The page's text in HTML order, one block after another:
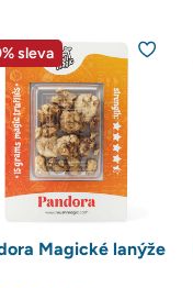
sleva
Magické lanýže